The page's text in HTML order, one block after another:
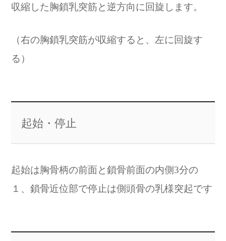
収縮した胸鎖乳突筋と逆方向に回旋します。
（右の胸鎖乳突筋が収縮すると、左に回旋す
る）
起始・停止
起始は胸骨柄の前面と鎖骨前面の内側3分の
１、鎖骨近位部で停止は側頭骨の乳様突起です